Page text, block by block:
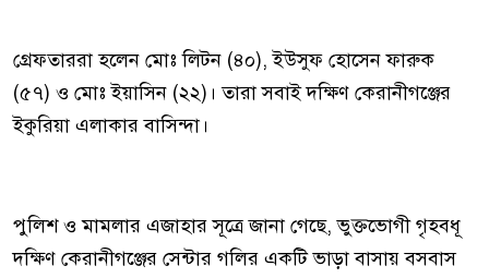
গ্রেফতাররা হলেন মোঃ লিটন (৪০), ইউসুফ হোসেন ফারুক
(৫৭) ও মোঃ ইয়াসিন (২২)। তারা সবাই দক্ষিণ কেরানীগঞ্জের
ইকুরিয়া এলাকার বাসিন্দা।
পুলিশ ও মামলার এজাহার সূত্রে জানা গেছে, ভুক্তভোগী গৃহবধূ
দক্ষিণ কেরানীগঞ্জের সেন্টার গলির একটি ভাড়া বাসায় বসবাস